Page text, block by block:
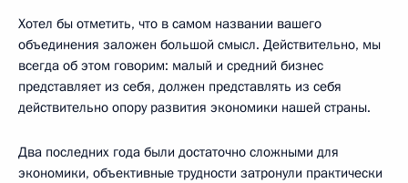
Хотел бы отметить, что в самом названии вашего
объединения заложен большой смысл. Действительно, мы
всегда об этом говорим: малый и средний бизнес
представляет из себя, должен представлять из себя
действительно опору развития экономики нашей страны.
Два последних года были достаточно сложными для
экономики, объективные трудности затронули практически